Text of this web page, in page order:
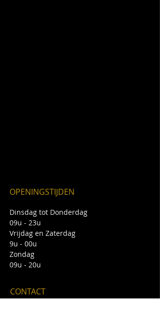
OPENINGSTIJDEN
Dinsdag tot Donderdag
09u - 23u
Vrijdag en Zaterdag
9u - 00u
Zondag
09u - 20u
CONTACT